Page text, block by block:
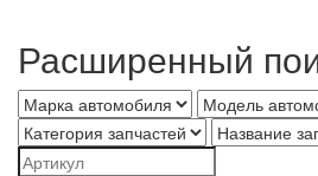
Расширенный